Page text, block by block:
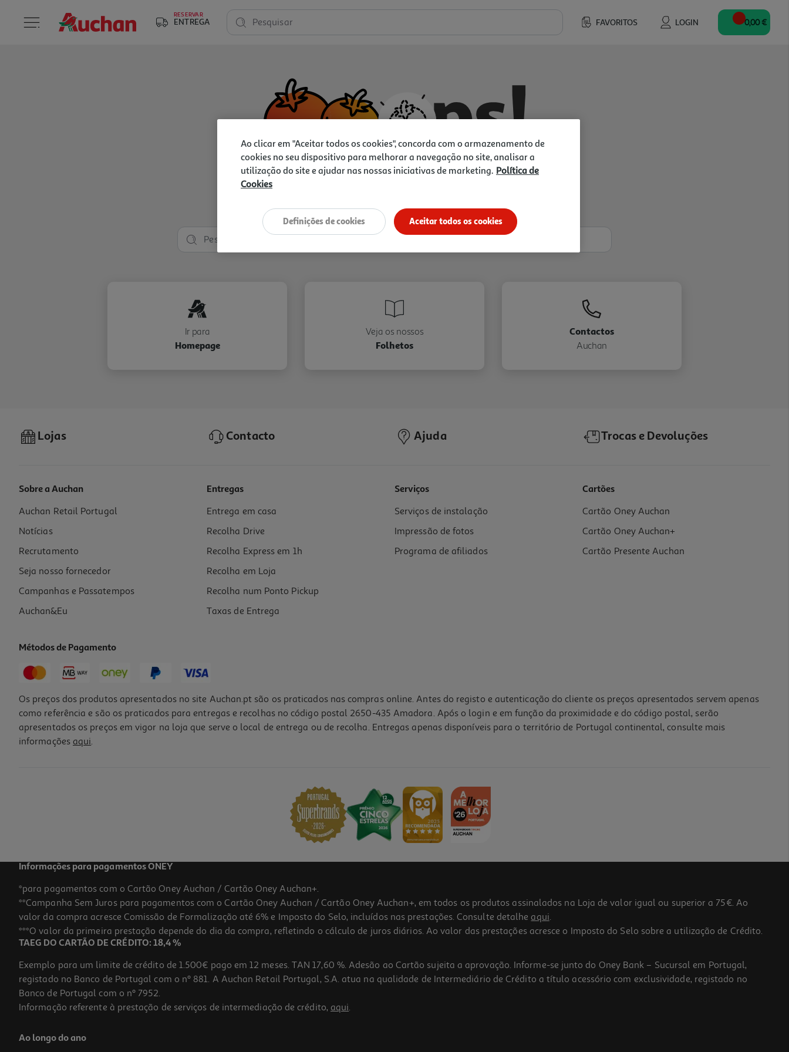
RESERVAR
ENTREGA FAVORITOS LOGIN
Pesquisar 0,00 €
Vamos tentar de novo?
Ir para
Homepage
Veja os nossos
Folhetos
Contactos
Auchan
Lojas Contacto Ajuda Trocas e Devoluções
Sobre a Auchan
Auchan Retail Portugal
Notícias
Recrutamento
Seja nosso fornecedor
Campanhas e Passatempos
Auchan&Eu
Entregas
Entrega em casa
Recolha Drive
Recolha Express em 1h
Recolha em Loja
Recolha num Ponto Pickup
Taxas de Entrega
Serviços
Serviços de instalação
Impressão de fotos
Programa de afiliados
Cartões
Cartão Oney Auchan
Cartão Oney Auchan+
Cartão Presente Auchan
Métodos de Pagamento
Os preços dos produtos apresentados no site Auchan.pt são os praticados nas compras online. Antes do registo e autenticação do cliente os preços apresentados servem apenas
como referência e são os praticados para entregas e recolhas no código postal 2650-435 Amadora. Após o login e em função da proximidade e do código postal, serão
apresentados os preços em vigor na loja que serve o local de entrega ou de recolha. Entregas apenas disponíveis para o território de Portugal continental, consulte mais
informações aqui.
Informações para pagamentos ONEY
*para pagamentos com o Cartão Oney Auchan / Cartão Oney Auchan+.
**Campanha Sem Juros para pagamentos com o Cartão Oney Auchan / Cartão Oney Auchan+, em todos os produtos assinalados na Loja de valor igual ou superior a 75€. Ao
valor da compra acresce Comissão de Formalização até 6% e Imposto do Selo, incluídos nas prestações. Consulte detalhe aqui.
***O valor da primeira prestação depende do dia da compra, refletindo o cálculo de juros diários. Ao valor das prestações acresce o Imposto do Selo sobre a utilização de Crédito.
TAEG DO CARTÃO DE CRÉDITO: 18,4 %
Exemplo para um limite de crédito de 1.500€ pago em 12 meses. TAN 17,60 %. Adesão ao Cartão sujeita a aprovação. Informe-se junto do Oney Bank – Sucursal em Portugal,
registado no Banco de Portugal com o nº 881. A Auchan Retail Portugal, S.A. atua na qualidade de Intermediário de Crédito a título acessório com exclusividade, registado no
Banco de Portugal com o nº 7952.
Informação referente à prestação de serviços de intermediação de crédito, aqui.
Ao longo do ano
Ao clicar em "Aceitar todos os cookies", concorda com o armazenamento de
cookies no seu dispositivo para melhorar a navegação no site, analisar a
utilização do site e ajudar nas nossas iniciativas de marketing. Política de
Cookies
Aceitar todos os cookies
Definições de cookies